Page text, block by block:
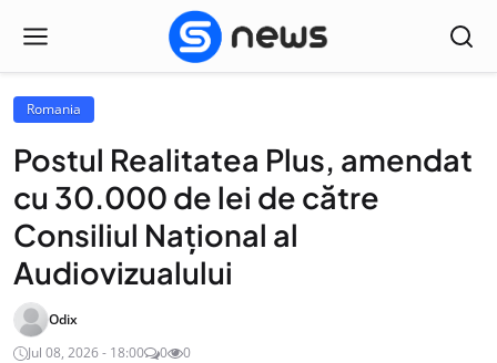
Romania
Postul Realitatea Plus, amendat
cu 30.000 de lei de către
Consiliul Naţional al
Audiovizualului
Odix
Jul 08, 2026 - 18:00
0 0